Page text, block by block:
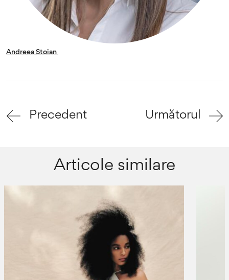
Andreea Stoian
Precedent Următorul
Articole similare